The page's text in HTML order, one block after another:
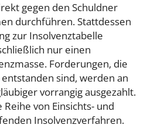
gegen den Schuldner
durchführen. Stattdessen
zur Insolvenztabelle
nur einen
Forderungen, die
sind, werden an
vorrangig ausgezahlt.
von Einsichts- und
Insolvenzverfahren.